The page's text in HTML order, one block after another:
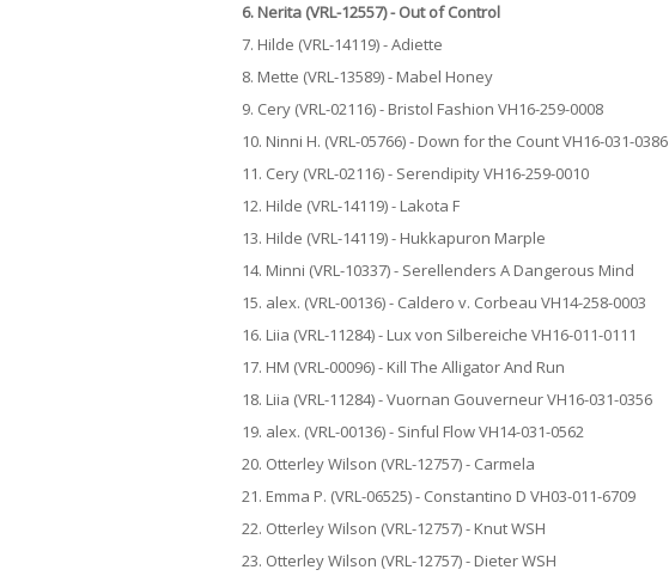
6. Nerita (VRL-12557) - Out of Control
7. Hilde (VRL-14119) - Adiette
8. Mette (VRL-13589) - Mabel Honey
9. Cery (VRL-02116) - Bristol Fashion VH16-259-0008
10. Ninni H. (VRL-05766) - Down for the Count VH16-031-0386
11. Cery (VRL-02116) - Serendipity VH16-259-0010
12. Hilde (VRL-14119) - Lakota F
13. Hilde (VRL-14119) - Hukkapuron Marple
14. Minni (VRL-10337) - Serellenders A Dangerous Mind
15. alex. (VRL-00136) - Caldero v. Corbeau VH14-258-0003
16. Liia (VRL-11284) - Lux von Silbereiche VH16-011-0111
17. HM (VRL-00096) - Kill The Alligator And Run
18. Liia (VRL-11284) - Vuornan Gouverneur VH16-031-0356
19. alex. (VRL-00136) - Sinful Flow VH14-031-0562
20. Otterley Wilson (VRL-12757) - Carmela
21. Emma P. (VRL-06525) - Constantino D VH03-011-6709
22. Otterley Wilson (VRL-12757) - Knut WSH
23. Otterley Wilson (VRL-12757) - Dieter WSH